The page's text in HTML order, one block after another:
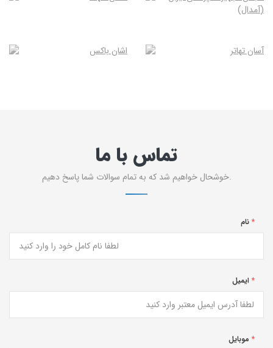
تماس با ما
خوشحال خواهیم شد که به تمام سوالات شما پاسخ دهیم.
*
*
*